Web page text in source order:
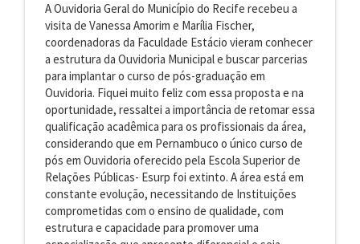
A Ouvidoria Geral do Município do Recife recebeu a
visita de Vanessa Amorim e Marília Fischer,
coordenadoras da Faculdade Estácio vieram conhecer
a estrutura da Ouvidoria Municipal e buscar parcerias
para implantar o curso de pós-graduação em
Ouvidoria. Fiquei muito feliz com essa proposta e na
oportunidade, ressaltei a importância de retomar essa
qualificação acadêmica para os profissionais da área,
considerando que em Pernambuco o único curso de
pós em Ouvidoria oferecido pela Escola Superior de
Relações Públicas- Esurp foi extinto. A área está em
constante evolução, necessitando de Instituições
comprometidas com o ensino de qualidade, com
estrutura e capacidade para promover uma